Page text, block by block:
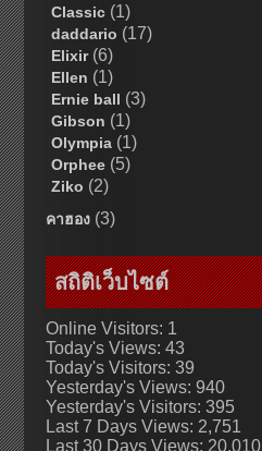
Classic (1)
daddario (17)
Elixir(6)
Ellen (1)
Ernie ball (3)
Gibson (1)
Olympia (1)
Orphee (5)
Ziko (2)
คาฮอง (3)
สถิติเว็บไซต์
Online Visitors: 1
Today's Views: 43
Today's Visitors: 39
Yesterday's Views: 940
Yesterday's Visitors: 395
Last 7 Days Views: 2,751
Last 30 Days Views: 20,010